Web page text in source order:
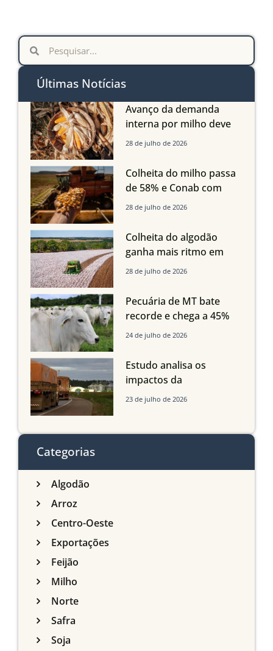
Últimas Notícias
Avanço da demanda
interna por milho deve
compensar aumento da
em Mato Grosso, aponta
Imea
28 de julho de 2026
Colheita do milho passa
de 58% e Conab com
boas produtividades em
quedas em Tocantins,
Maranhão e Piauí
28 de julho de 2026
Colheita do algodão
ganha mais ritmo em
Mato Grosso, Mato
Maranhão
28 de julho de 2026
Pecuária de MT bate
recorde e chega a 45%
dos bovinos abatidos
24 de julho de 2026
Estudo analisa os
impactos da
infraestrutura logística
do Sul
23 de julho de 2026
Categorias
Algodão
Arroz
Centro-Oeste
Exportações
Feijão
Milho
Norte
Safra
Soja